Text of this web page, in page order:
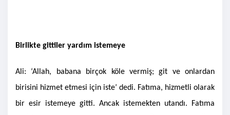
Birlikte gittiler yardım istemeye
Ali: ‘Allah, babana birçok köle vermiş; git ve onlardan
birisini hizmet etmesi için iste’ dedi. Fatıma, hizmetli olarak
bir esir istemeye gitti. Ancak istemekten utandı. Fatıma